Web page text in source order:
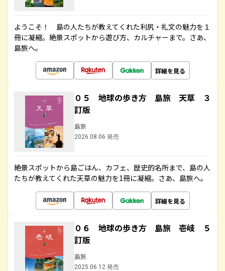
ようこそ！ 島の人たちが教えてくれた利尻・礼文の魅力を１
冊に凝縮。絶景スポットから遊び方、カルチャーまで。さあ、
島旅へ。
詳細を見る
０５ 地球の歩き方 島旅 天草 ３
訂版
島旅
2026.08.06 発売
絶景スポットから島ごはん、カフェ、歴史的名所まで、島の人
たちが教えてくれた天草の魅力を1冊に凝縮。さあ、島旅へ。
詳細を見る
０６ 地球の歩き方 島旅 壱岐 ５
訂版
島旅
2025.06.12 発売